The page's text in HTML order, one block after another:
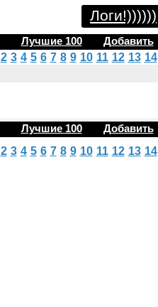
Логи!))))))
Лучшие 100 Добавить
2 3 4 5 6 7 8 9 10 11 12 13 14
Лучшие 100 Добавить
2 3 4 5 6 7 8 9 10 11 12 13 14